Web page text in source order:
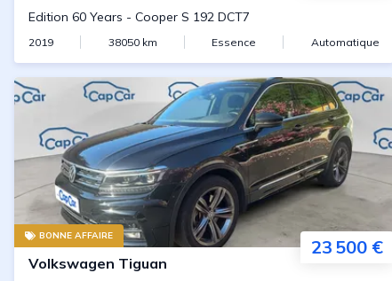
Edition 60 Years - Cooper S 192 DCT7
2019 38050km Essence Automatique
BONNE AFFAIRE
23 500 €
Volkswagen Tiguan